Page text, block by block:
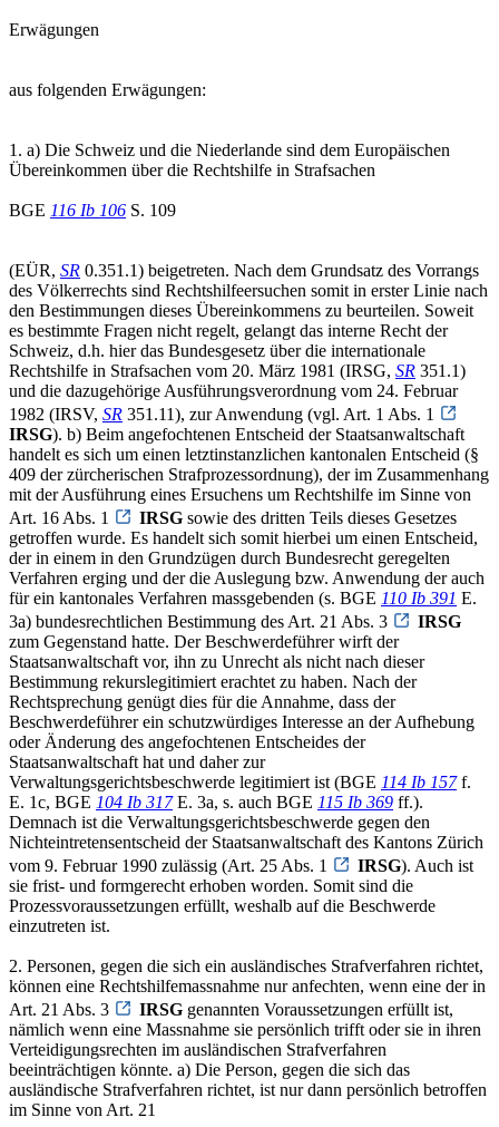
Erwägungen
aus folgenden Erwägungen:
1. a) Die Schweiz und die Niederlande sind dem Europäischen
Übereinkommen über die Rechtshilfe in Strafsachen
BGE 116 Ib 106 S. 109
(EÜR, SR 0.351.1) beigetreten. Nach dem Grundsatz des Vorrangs
des Völkerrechts sind Rechtshilfeersuchen somit in erster Linie nach
den Bestimmungen dieses Übereinkommens zu beurteilen. Soweit
es bestimmte Fragen nicht regelt, gelangt das interne Recht der
Schweiz, d.h. hier das Bundesgesetz über die internationale
Rechtshilfe in Strafsachen vom 20. März 1981 (IRSG, SR 351.1)
und die dazugehörige Ausführungsverordnung vom 24. Februar
1982 (IRSV, SR 351.11), zur Anwendung (vgl. Art. 1 Abs. 1
IRSG). b) Beim angefochtenen Entscheid der Staatsanwaltschaft
handelt es sich um einen letztinstanzlichen kantonalen Entscheid (§
409 der zürcherischen Strafprozessordnung), der im Zusammenhang
mit der Ausführung eines Ersuchens um Rechtshilfe im Sinne von
Art. 16 Abs. 1
IRSG sowie des dritten Teils dieses Gesetzes
getroffen wurde. Es handelt sich somit hierbei um einen Entscheid,
der in einem in den Grundzügen durch Bundesrecht geregelten
Verfahren erging und der die Auslegung bzw. Anwendung der auch
für ein kantonales Verfahren massgebenden (s. BGE 110 Ib 391 E.
3a) bundesrechtlichen Bestimmung des Art. 21 Abs. 3
IRSG
zum Gegenstand hatte. Der Beschwerdeführer wirft der
Staatsanwaltschaft vor, ihn zu Unrecht als nicht nach dieser
Bestimmung rekurslegitimiert erachtet zu haben. Nach der
Rechtsprechung genügt dies für die Annahme, dass der
Beschwerdeführer ein schutzwürdiges Interesse an der Aufhebung
oder Änderung des angefochtenen Entscheides der
Staatsanwaltschaft hat und daher zur
Verwaltungsgerichtsbeschwerde legitimiert ist (BGE 114 Ib 157f.
E. 1c, BGE 104 Ib 317E. 3a, s. auch BGE 115 Ib 369 ff.).
Demnach ist die Verwaltungsgerichtsbeschwerde gegen den
Nichteintretensentscheid der Staatsanwaltschaft des Kantons Zürich
vom 9. Februar 1990 zulässig (Art. 25 Abs. 1
IRSG). Auch ist
sie frist- und formgerecht erhoben worden. Somit sind die
Prozessvoraussetzungen erfüllt, weshalb auf die Beschwerde
einzutreten ist.
2. Personen, gegen die sich ein ausländisches Strafverfahren richtet,
können eine Rechtshilfemassnahme nur anfechten, wenn eine der in
Art. 21 Abs. 3
IRSG genannten Voraussetzungen erfüllt ist,
nämlich wenn eine Massnahme sie persönlich trifft oder sie in ihren
Verteidigungsrechten im ausländischen Strafverfahren
beeinträchtigen könnte. a) Die Person, gegen die sich das
ausländische Strafverfahren richtet, ist nur dann persönlich betroffen
im Sinne von Art. 21